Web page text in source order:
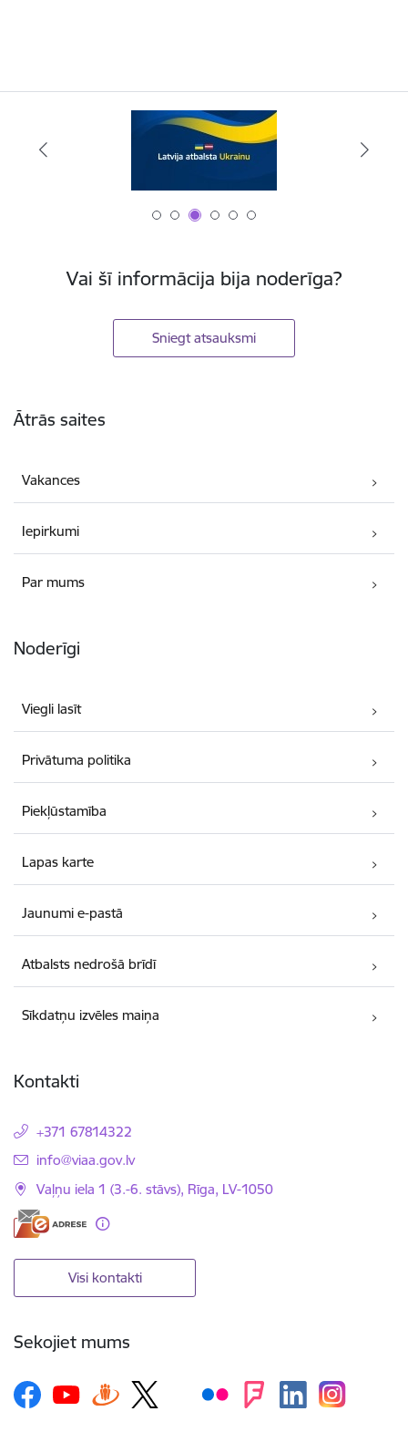
Vai šī informācija bija noderīga?
Sniegt atsauksmi
Ātrās saites
Vakances
Iepirkumi
Par mums
Noderīgi
Viegli lasīt
Privātuma politika
Piekļūstamība
Lapas karte
Jaunumi e-pastā
Atbalsts nedrošā brīdī
Sīkdatņu izvēles maiņa
Kontakti
+371 67814322
E-pasts:
info@viaa.gov.lv
Vaļņu iela 1 (3.-6. stāvs), Rīga, LV-1050
Visi kontakti
Sekojiet mums